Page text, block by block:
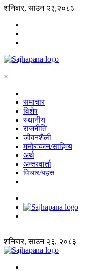
शनिबार, साउन २३,२०८३
×
समाचार
विशेष
स्थानीय
राजनीति
जीवनशैली
मनोरञ्जन/साहित्य
अर्थ
अन्तरवार्ता
विचार/बहस
शनिबार, साउन २३, २०८३